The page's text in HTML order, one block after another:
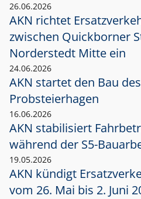
26.06.2026
AKN richtet
zwischen Quickborner
Norderstedt Mitte ein
24.06.2026
AKN startet den Bau
Probsteierhagen
16.06.2026
AKN stabilisiert
während der S5-
19.05.2026
AKN kündigt
vom 26. Mai bis 2. Juni